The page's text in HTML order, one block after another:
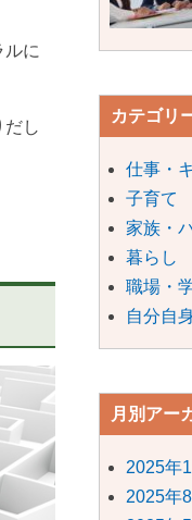
に
し
カテゴリ
仕事・
子育て
家族・
暮らし
職場・
自分自
月別アー
2025年
2025年8